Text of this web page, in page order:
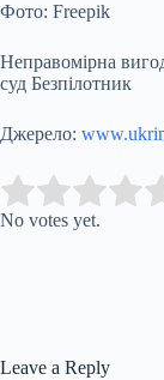
Фото: Freepik
Неправомірна
суд Безпілотник
Джерело:
Rate this item:
No votes yet.
Leave a Reply